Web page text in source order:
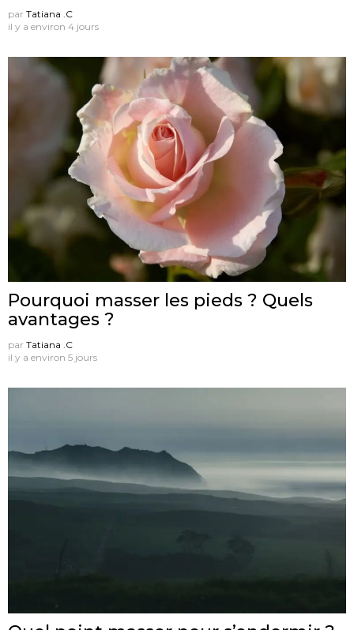
par Tatiana .C
il y a environ 4 jours
Pourquoi masser les pieds ? Quels
avantages ?
par Tatiana .C
il y a environ 5 jours